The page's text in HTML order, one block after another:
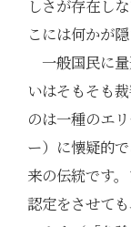
しさが存在し
こには何かが
一般国民に
いはそもそも
のは一種のエ
ー）に懐疑的
来の伝統です
認定をさせて